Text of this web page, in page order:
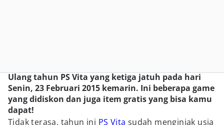
Ulang tahun PS Vita yang ketiga jatuh pada hari
Senin, 23 Februari 2015 kemarin. Ini beberapa game
yang didiskon dan juga item gratis yang bisa kamu
dapat!
Tidak terasa, tahun ini PS Vita sudah menginjak usia